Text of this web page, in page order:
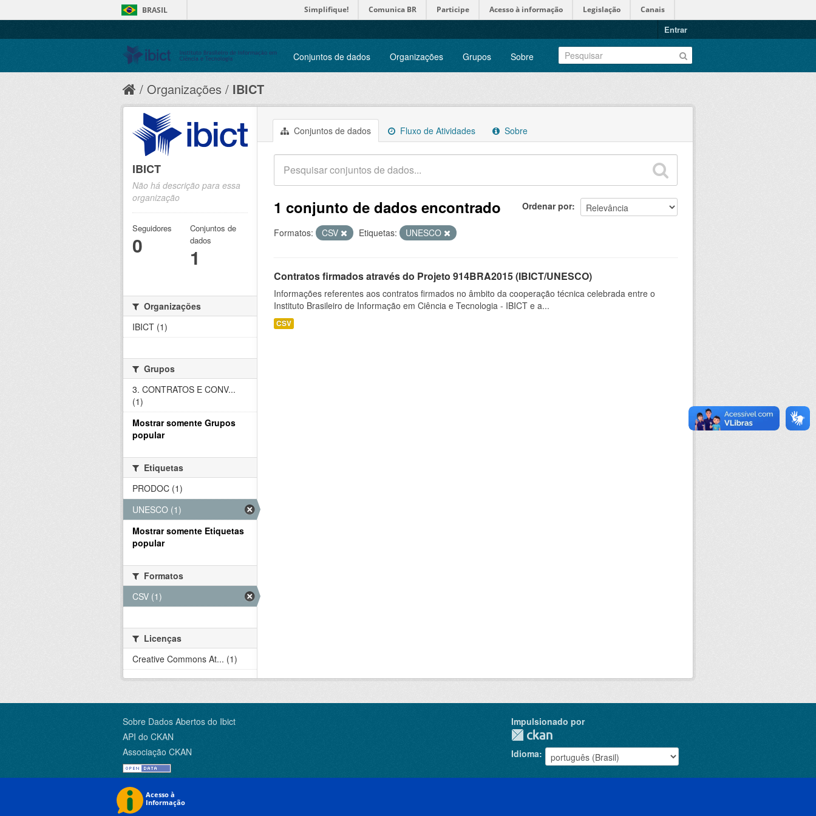
BRASIL Simplifique! Comunica BR Participe Acesso à informação Legislação Canais
Entrar
Conjuntos de dados Organizações Grupos Sobre
Organizações IBICT
Conjuntos de dados Fluxo de Atividades Sobre
Ordenar por
1 conjunto de dados encontrado
Formatos: CSV Etiquetas: UNESCO
Contratos firmados através do Projeto 914BRA2015 (IBICT/UNESCO)
Informações referentes aos contratos firmados no âmbito da cooperação técnica celebrada entre o
Instituto Brasileiro de Informação em Ciência e Tecnologia - IBICT e a...
CSV
IBICT
Não há descrição para essa
organização
Seguidores
0
Conjuntos de
dados
1
Organizações
IBICT (1)
Grupos
3. CONTRATOS E CONV...
(1)
Mostrar somente Grupos
popular
Etiquetas
PRODOC (1)
UNESCO (1)
Mostrar somente Etiquetas
popular
Formatos
CSV (1)
Licenças
Creative Commons At... (1)
Sobre Dados Abertos do Ibict
API do CKAN
Associação CKAN
Impulsionado por
Idioma